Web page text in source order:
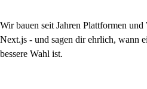
Wir bauen seit Jahren Plattformen und
Next.js - und sagen dir ehrlich, wann
bessere Wahl ist.